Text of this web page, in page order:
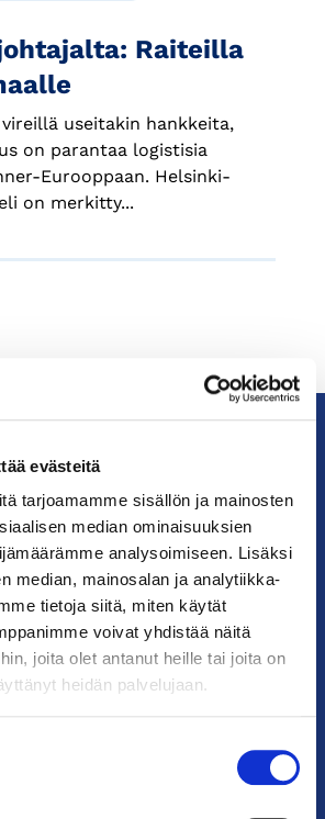
evästeitä
tarjoamamme sisällön ja mainosten
median ominaisuuksien
analysoimiseen. Lisäksi
median, mainosalan ja analytiikka-
tietoja siitä, miten käytät
voivat yhdistää näitä
joita olet antanut heille tai joita on
heidän palvelujaan.
Raiteilla
useitakin hankkeita,
on parantaa logistisia
Eurooppaan. Helsinki-
on merkitty...
12, 00100 Helsinki